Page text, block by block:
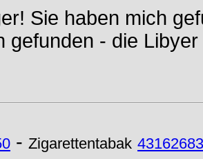
Sie haben mich
gefunden - die
- Zigarettentabak